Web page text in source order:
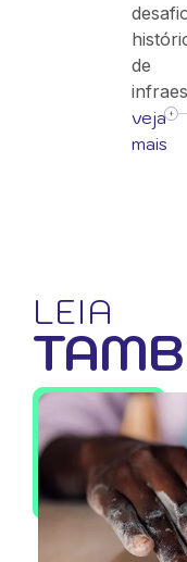
de
veja
mais
LEIA